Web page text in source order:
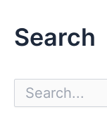
Search